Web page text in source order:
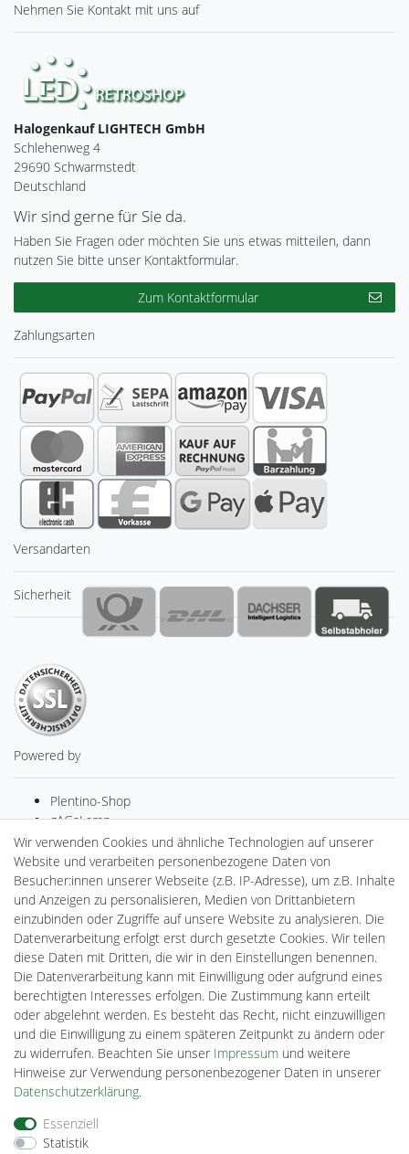
Nehmen Sie Kontakt mit uns auf
Halogenkauf LIGHTECH GmbH
Schlehenweg 4
29690 Schwarmstedt
Deutschland
Wir sind gerne für Sie da.
Haben Sie Fragen oder möchten Sie uns etwas mitteilen, dann
nutzen Sie bitte unser Kontaktformular.
Zum Kontaktformular
Zahlungsarten
Versandarten
Sicherheit
Powered by
Plentino-Shop
gAGaLamp
Drohnenstore24
MeinUSB
Batteriespeicher
PlentiSolar
Gebrauchtlicht
Ledkauf
DEYESOLAR
Lightech Connect
CardanLight Europe
FORTIMO LEDs
Cardanlight-Shop
Wallbox24
Impressum
Wir verwenden Cookies und ähnliche Technologien auf unserer
Website und verarbeiten personenbezogene Daten von
Besucher:innen unserer Webseite (z.B. IP-Adresse), um z.B. Inhalte
und Anzeigen zu personalisieren, Medien von Drittanbietern
einzubinden oder Zugriffe auf unsere Website zu analysieren. Die
Datenverarbeitung erfolgt erst durch gesetzte Cookies. Wir teilen
diese Daten mit Dritten, die wir in den Einstellungen benennen.
Die Datenverarbeitung kann mit Einwilligung oder aufgrund eines
berechtigten Interesses erfolgen. Die Zustimmung kann erteilt
oder abgelehnt werden. Es besteht das Recht, nicht einzuwilligen
und die Einwilligung zu einem späteren Zeitpunkt zu ändern oder
zu widerrufen. Beachten Sie unser Impressum und weitere
Hinweise zur Verwendung personenbezogener Daten in unserer
Daten­schutz­erklärung.
Essenziell
Statistik